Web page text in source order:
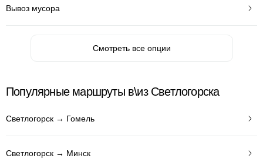
Вывоз мусора
Смотреть все опции
Популярные маршруты в\из Светлогорска
Светлогорск → Гомель
Светлогорск → Минск